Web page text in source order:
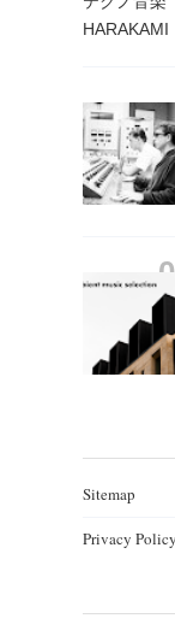
HARAKAMI
Sitemap
Privacy Policy